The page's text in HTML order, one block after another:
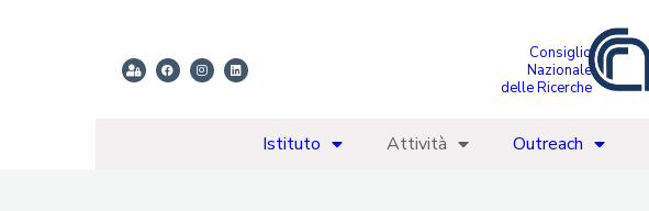
Consiglio
Nazionale
delle Ricerche
Istituto Attività Outreach